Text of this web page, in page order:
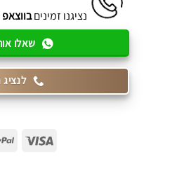
נציגנו זמיניםבווצאפ
שאלו
לנציג חייג/